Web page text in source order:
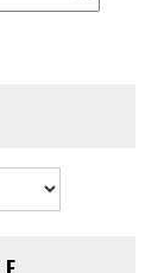
celulelor